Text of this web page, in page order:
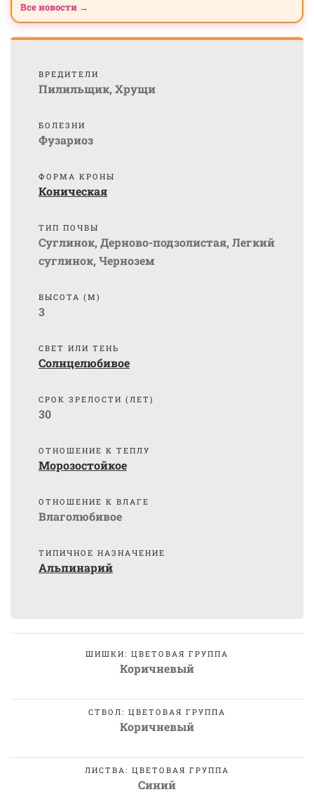
Все новости →
ВРЕДИТЕЛИ
Пилильщик, Хрущи
БОЛЕЗНИ
Фузариоз
ФОРМА КРОНЫ
Коническая
ТИП ПОЧВЫ
Суглинок, Дерново-подзолистая, Легкий
суглинок, Чернозем
ВЫСОТА (М)
3
СВЕТ ИЛИ ТЕНЬ
Солнцелюбивое
СРОК ЗРЕЛОСТИ (ЛЕТ)
30
ОТНОШЕНИЕ К ТЕПЛУ
Морозостойкое
ОТНОШЕНИЕ К ВЛАГЕ
Влаголюбивое
ТИПИЧНОЕ НАЗНАЧЕНИЕ
Альпинарий
ШИШКИ: ЦВЕТОВАЯ ГРУППА
Коричневый
СТВОЛ: ЦВЕТОВАЯ ГРУППА
Коричневый
ЛИСТВА: ЦВЕТОВАЯ ГРУППА
Синий